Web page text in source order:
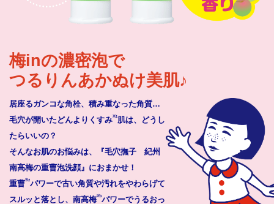
梅inの濃密泡で
つるりんあかぬけ美肌♪
居座るガンコな角栓、積み重なった角質…
毛穴が開いたどんよりくすみ※1肌は、どうし
たらいいの？
そんなお肌のお悩みは、『毛穴撫子 紀州
南高梅の重曹泡洗顔』におまかせ！
重曹※2パワーで古い角質や汚れをやわらげて
スルッと落とし、南高梅※3パワーでうるおっ